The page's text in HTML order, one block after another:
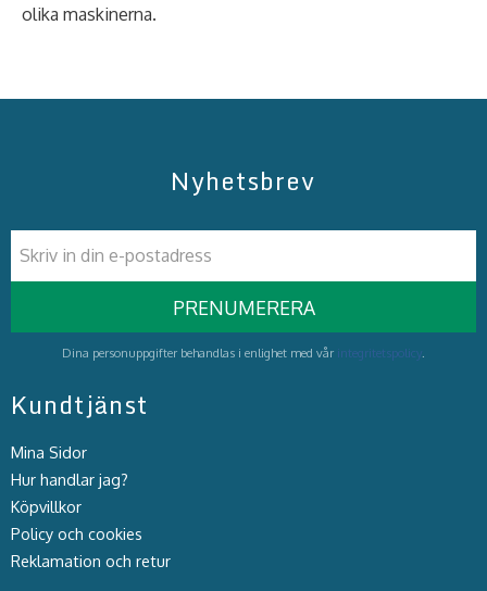
olika maskinerna.
Nyhetsbrev
PRENUMERERA
Dina personuppgifter behandlas i enlighet med vår integritetspolicy.
Kundtjänst
Mina Sidor
Hur handlar jag?
Köpvillkor
Policy och cookies
Reklamation och retur